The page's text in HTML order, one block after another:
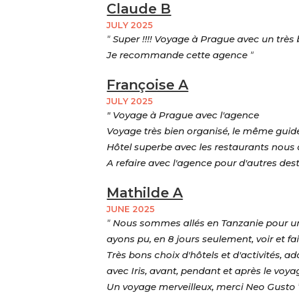
Claude B
JULY 2025
"Super !!!! Voyage à Prague avec un
Je recommande cette agence "
Françoise A
JULY 2025
" Voyage à Prague avec l'agence
Voyage très bien organisé, le même
Hôtel superbe avec les restaurants
A refaire avec l'agence pour d'autres
Mathilde A
JUNE 2025
"Nous sommes allés en Tanzanie pour
ayons pu, en 8 jours seulement, voir et
Très bons choix d'hôtels et d'activités,
avec Iris, avant, pendant et après le
Un voyage merveilleux, merci Neo Gusto